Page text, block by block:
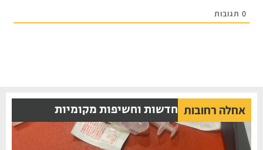
0תגובות
אחלה רחובות חדשות וחשיפות מקומיות